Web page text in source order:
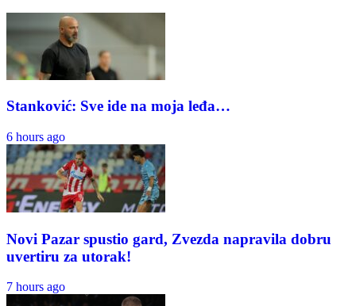
Stanković: Sve ide na moja leđa…
6 hours ago
Novi Pazar spustio gard, Zvezda napravila dobru
uvertiru za utorak!
7 hours ago